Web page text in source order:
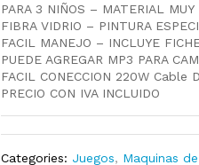
PARA 3 NIÑOS – MATERIAL
FIBRA VIDRIO – PINTURA
FACIL MANEJO – INCLUYE
PUEDE AGREGAR MP3 PARA
FACIL CONECCION 220W Cable
PRECIO CON IVA INCLUIDO
Categories: Juegos, Maquinas